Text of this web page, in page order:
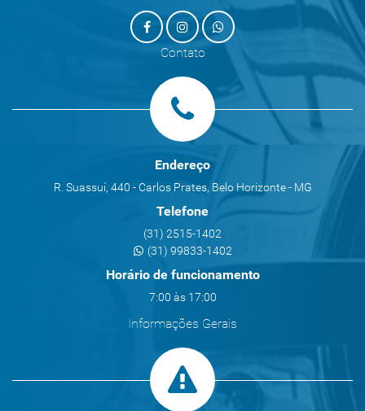
Contato
Endereço
R. Suassuí, 440 - Carlos Prates, Belo Horizonte - MG
Telefone
(31) 2515-1402
(31) 99833-1402
Horário de funcionamento
7:00 às 17:00
Informações Gerais